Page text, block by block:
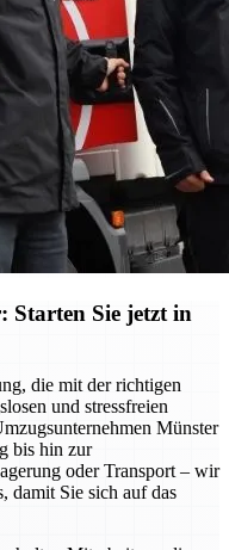
Starten Sie jetzt in
die mit der richtigen
und stressfreien
Münster
bis hin zur
oder Transport – wir
damit Sie sich auf das